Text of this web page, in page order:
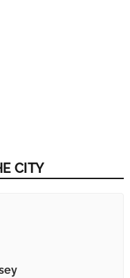
CITY